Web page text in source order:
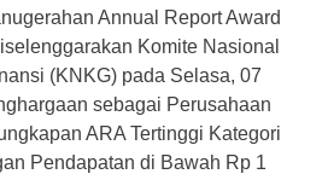
Annual Report Award
Komite Nasional
(KNKG) pada Selasa, 07
sebagai Perusahaan
ARA Tertinggi Kategori
Pendapatan di Bawah Rp 1